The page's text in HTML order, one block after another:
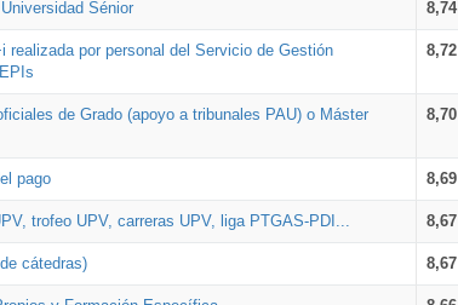
Sénior 8,74
por personal del Servicio de Gestión
8,72
de Grado (apoyo a tribunales PAU) o Máster
8,70
pago 8,69
trofeo UPV, carreras UPV, liga PTGAS-PDI... 8,67
cátedras) 8,67